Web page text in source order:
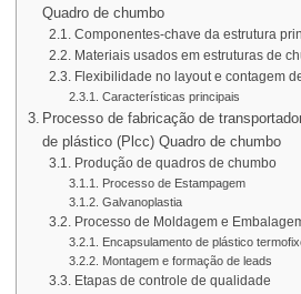
Quadro de chumbo
Componentes-chave da estrutura
Materiais usados ​​em estruturas de
Flexibilidade no layout e contagem
Características principais
Processo de fabricação de
de plástico (Plcc) Quadro de chumbo
Produção de quadros de chumbo
Processo de Estampagem
Galvanoplastia
Processo de Moldagem e
Encapsulamento de plástico
Montagem e formação de leads
Etapas de controle de qualidade